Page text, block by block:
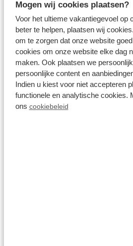
Mogen wij cookies plaatsen?
Voor het ultieme vakantiegevoel op
beter te helpen, plaatsen wij
om te zorgen dat onze website
cookies om onze website elke dag
maken. Ook plaatsen we
persoonlijke content en
Indien u kiest voor niet accepteren
functionele en analytische cookies.
ons cookiebeleid
Restaurant
Op het park